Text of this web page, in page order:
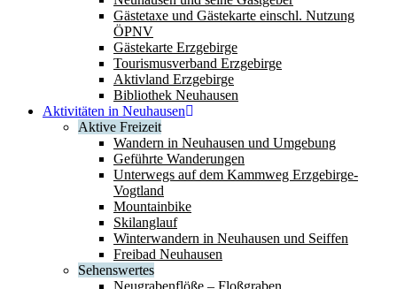
Gästetaxe und Gästekarte einschl. Nutzung
ÖPNV
Gästekarte Erzgebirge
Tourismusverband Erzgebirge
Aktivland Erzgebirge
Bibliothek Neuhausen
Aktivitäten in Neuhausen
Aktive Freizeit
Wandern in Neuhausen und Umgebung
Geführte Wanderungen
Unterwegs auf dem Kammweg Erzgebirge-
Vogtland
Mountainbike
Skilanglauf
Winterwandern in Neuhausen und Seiffen
Freibad Neuhausen
Sehenswertes
Neugrabenflöße – Floßgraben